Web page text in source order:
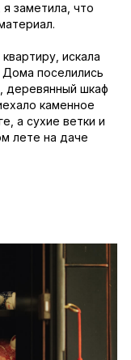
заметила, что
искала
поселились
деревянный шкаф
каменное
а сухие ветки и
лете на даче